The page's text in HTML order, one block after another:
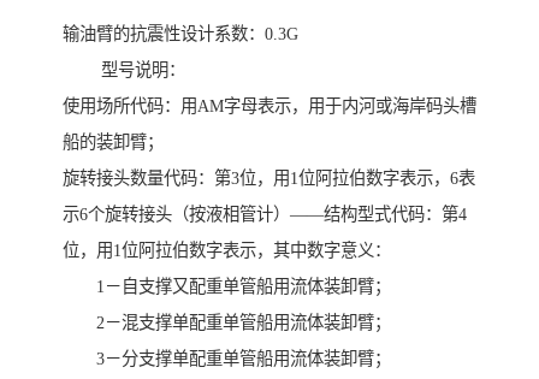
输油臂的抗震性设计系数：0.3G
型号说明：
使用场所代码：用AM字母表示，用于内河或海岸码头槽
船的装卸臂；
旋转接头数量代码：第3位，用1位阿拉伯数字表示，6表
示6个旋转接头（按液相管计）——结构型式代码：第4
位，用1位阿拉伯数字表示，其中数字意义：
1－自支撑又配重单管船用流体装卸臂；
2－混支撑单配重单管船用流体装卸臂；
3－分支撑单配重单管船用流体装卸臂；